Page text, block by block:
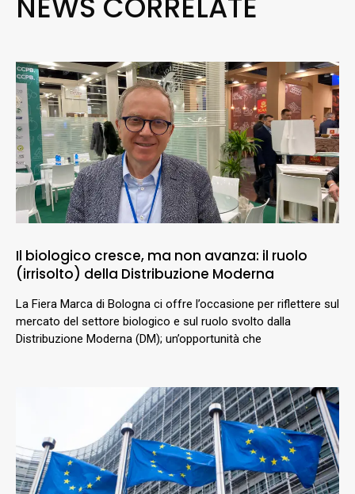
Il biologico cresce, ma non avanza: il ruolo
(irrisolto) della Distribuzione Moderna
La Fiera Marca di Bologna ci offre l’occasione per riflettere sul
mercato del settore biologico e sul ruolo svolto dalla
Distribuzione Moderna (DM); un’opportunità che